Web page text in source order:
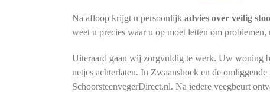
Na afloop krijgt u persoonlijk advies over veilig
weet u precies waar u op moet letten om
Uiteraard gaan wij zorgvuldig te werk. Uw woning
netjes achterlaten. In Zwaanshoek en de
SchoorsteenvegerDirect.nl. Na iedere veegbeurt